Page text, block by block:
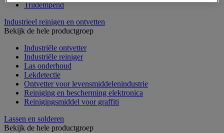
Trildempend
Industrieel reinigen en ontvetten
Bekijk de hele productgroep
Industriële ontvetter
Industriële reiniger
Las onderhoud
Lekdetectie
Ontvetter voor levensmiddelenindustrie
Reiniging en bescherming elektronica
Reinigingsmiddel voor graffiti
Lassen en solderen
Bekijk de hele productgroep